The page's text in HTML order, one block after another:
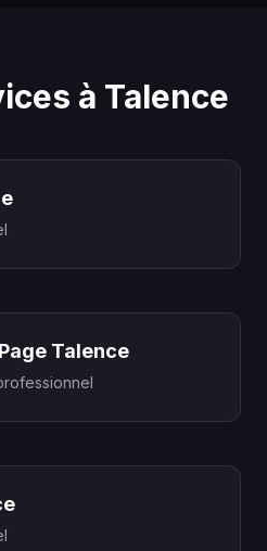
à Talence
Talence